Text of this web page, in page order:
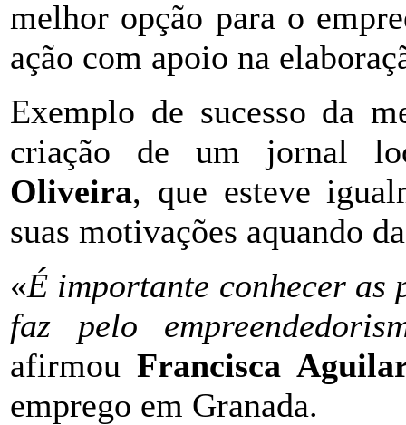
melhor opção para o
ação com apoio na
Exemplo de sucesso da
criação de um jornal
Oliveira, que esteve
suas motivações aquando
«É importante conhecer as
faz pelo
afirmouFrancisca
emprego em Granada.